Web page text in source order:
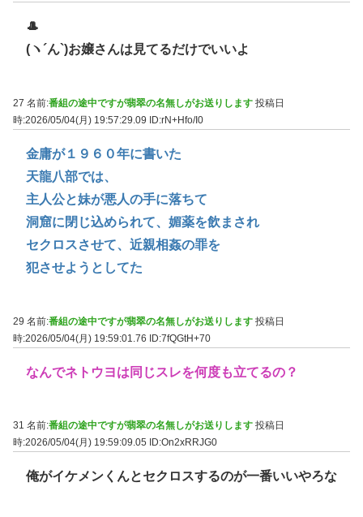
🎩
(ヽ´ん`)お嬢さんは見てるだけでいいよ
27 名前:番組の途中ですが翡翠の名無しがお送りします 投稿日
時:2026/05/04(月) 19:57:29.09
ID:rN+Hfo/I0
金庸が１９６０年に書いた
天龍八部では、
主人公と妹が悪人の手に落ちて
洞窟に閉じ込められて、媚薬を飲まされ
セクロスさせて、近親相姦の罪を
犯させようとしてた
29 名前:番組の途中ですが翡翠の名無しがお送りします 投稿日
時:2026/05/04(月) 19:59:01.76 ID:7fQGtH+70
なんでネトウヨは同じスレを何度も立てるの？
31 名前:番組の途中ですが翡翠の名無しがお送りします 投稿日
時:2026/05/04(月) 19:59:09.05
ID:On2xRRJG0
俺がイケメンくんとセクロスするのが一番いいやろな